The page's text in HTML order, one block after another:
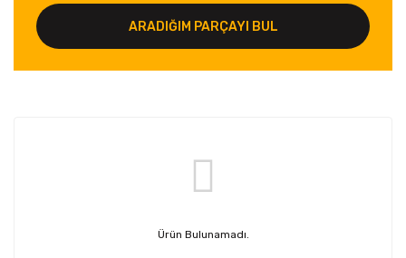
ARADIĞIM PARÇAYI BUL
Ürün Bulunamadı.